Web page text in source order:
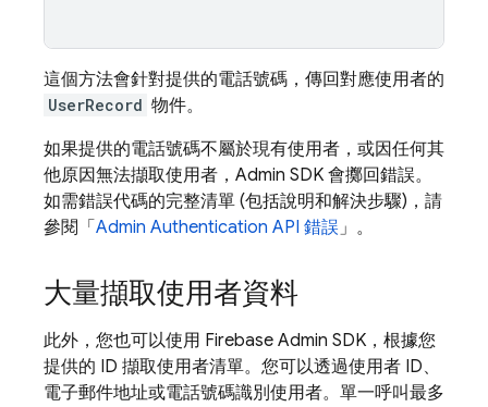
這個方法會針對提供的電話號碼，傳回對應使用者的
UserRecord 物件。
如果提供的電話號碼不屬於現有使用者，或因任何其
他原因無法擷取使用者，Admin SDK 會擲回錯誤。
如需錯誤代碼的完整清單 (包括說明和解決步驟)，請
參閱「 Admin Authentication API 錯誤」。
大量擷取使用者資料
此外，您也可以使用 Firebase Admin SDK，根據您
提供的 ID 擷取使用者清單。您可以透過使用者 ID、
電子郵件地址或電話號碼識別使用者。單一呼叫最多